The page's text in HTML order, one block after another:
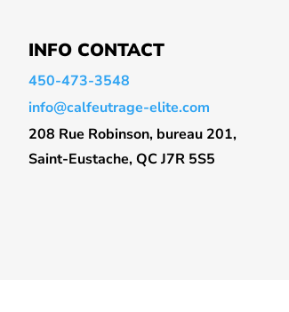
INFO CONTACT
450-473-3548
info@calfeutrage-elite.com
208 Rue Robinson, bureau 201,
Saint-Eustache, QC J7R 5S5